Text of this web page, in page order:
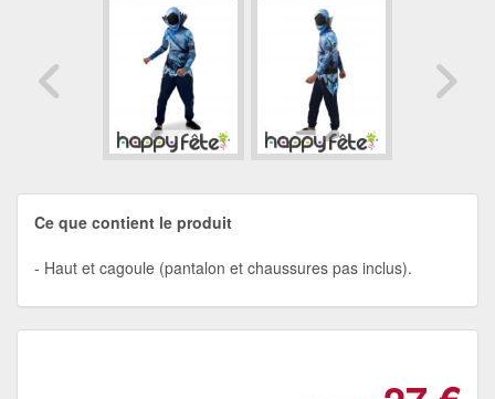
Ce que contient le produit
Haut et cagoule (pantalon et chaussures pas inclus).